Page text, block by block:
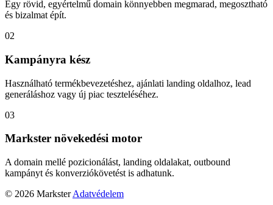
Egy rövid, egyértelmű domain könnyebben megmarad, megosztható
és bizalmat épít.
02
Kampányra kész
Használható termékbevezetéshez, ajánlati landing oldalhoz, lead
generáláshoz vagy új piac teszteléséhez.
03
Markster növekedési motor
A domain mellé pozicionálást, landing oldalakat, outbound
kampányt és konverziókövetést is adhatunk.
© 2026 Markster Adatvédelem